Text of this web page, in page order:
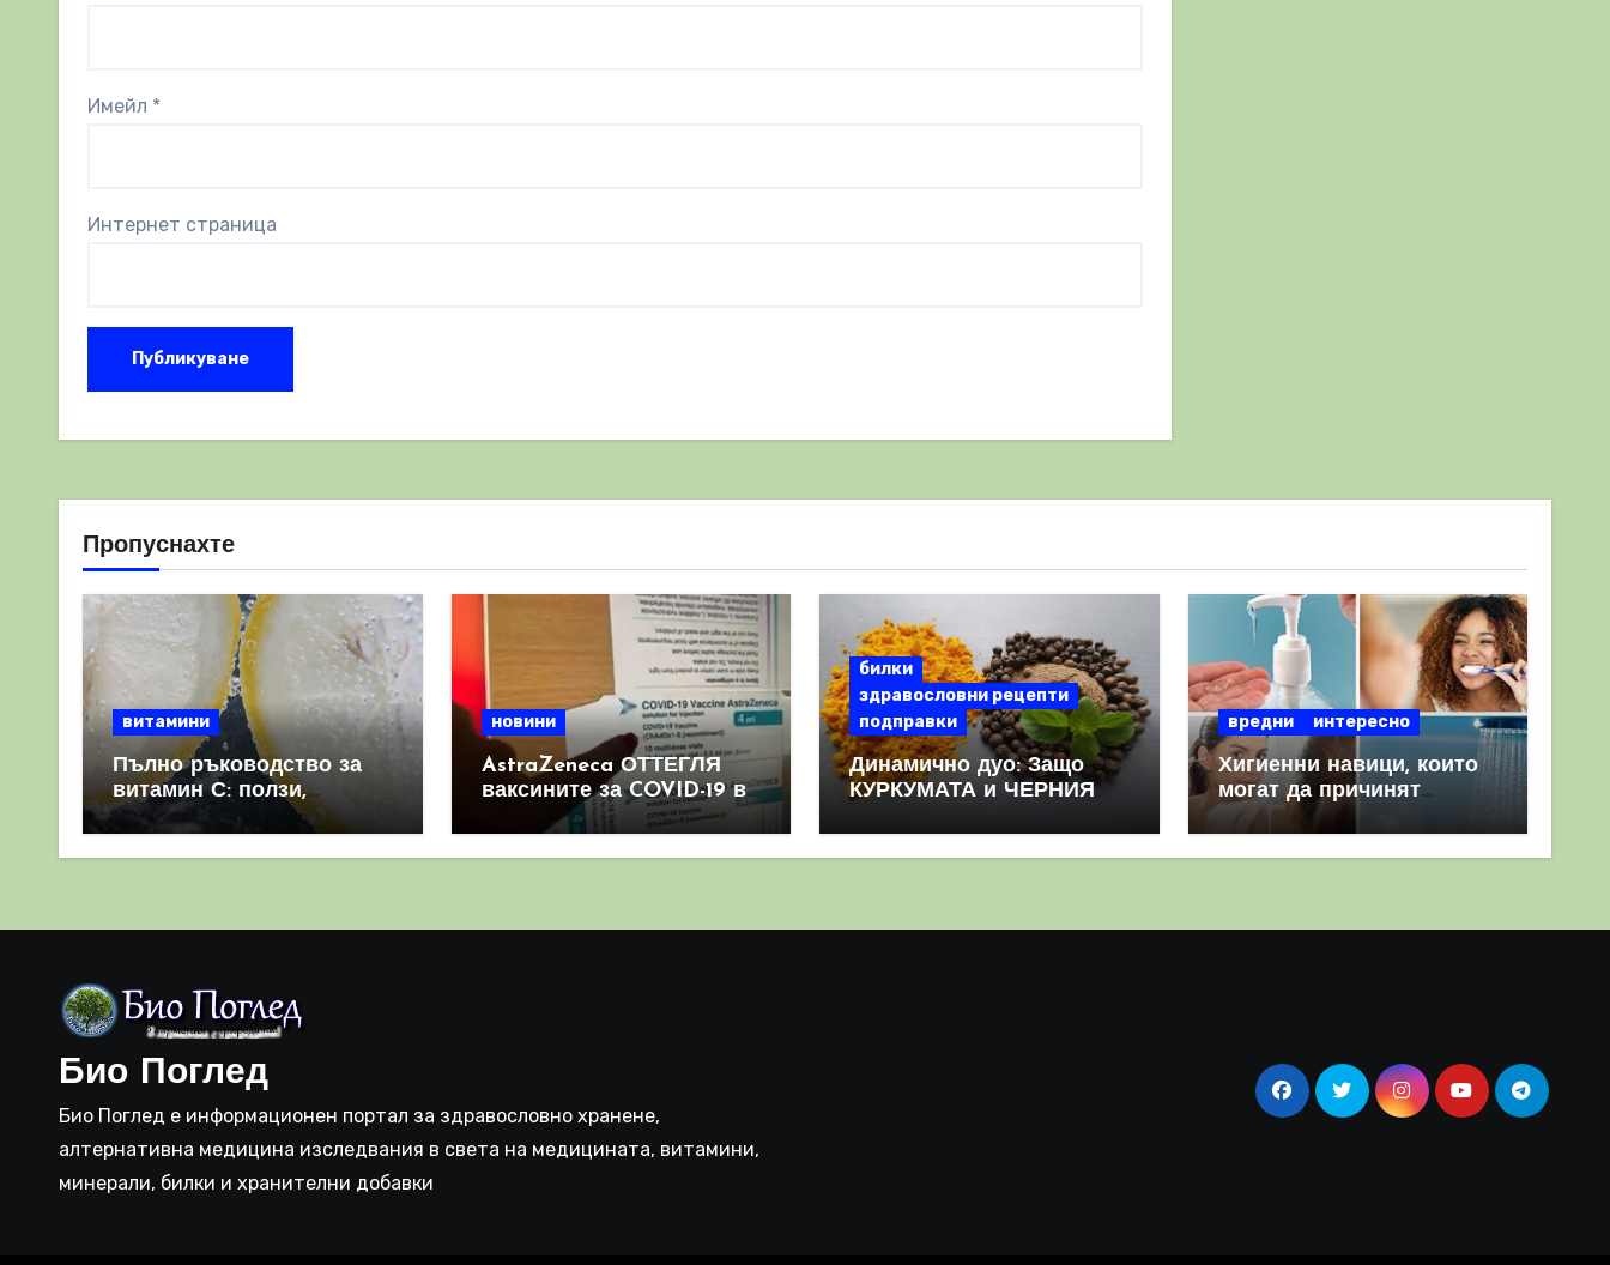
Имейл *
Интернет страница
Пропуснахте
витамини
Пълно ръководство за
витамин С: ползи,
източници и защо е
важен за имунната
новини
AstraZeneca ОТТЕГЛЯ
ваксините за COVID-19 в
световен мащаб, след
като призна, че те
билки
здравословни рецепти
подправки
Динамично дуо: Защо
КУРКУМАТА и ЧЕРНИЯ
комбинация
вредни интересно
Хигиенни навици, които
могат да причинят
повече вреда, отколкото
полза
Био Поглед
Био Поглед е информационен портал за здравословно хранене,
алтернативна медицина изследвания в света на медицината, витамини,
минерали, билки и хранителни добавки